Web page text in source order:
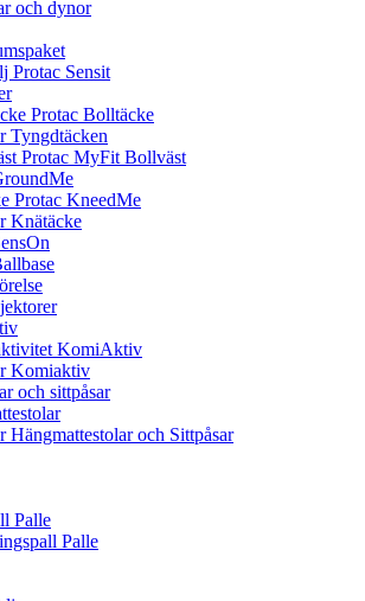
och dynor
Protac Sensit
Protac Bolltäcke
Tyngdtäcken
Protac MyFit Bollväst
Protac KneedMe
Knätäcke
KomiAktiv
Komiaktiv
och sittpåsar
Hängmattestolar och Sittpåsar
Palle
Palle